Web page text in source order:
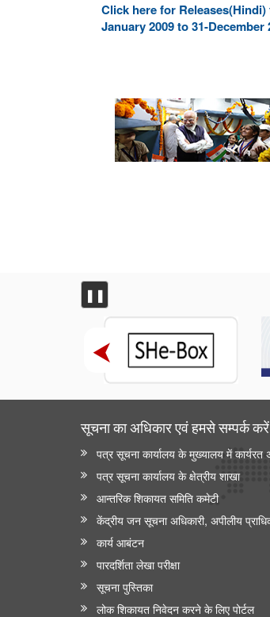
Click here for Releases(Hindi)
January 2009 to 31-December
❚❚
सूचना का अधिकार एवं हमसे सम्‍पर्क करें
पत्र सूचना कार्यालय के मुख्यालय में कार्यरत
पत्र सूचना कार्यालय के क्षेत्रीय शाखा
आन्‍तरिक शिकायत समिति कमेटी
केंद्रीय जन सूचना अधिकारी, अपीलीय
कार्य आबंटन
पारदर्शिता लेखा परीक्षा
सूचना पुस्तिका
लोक शिकायत निवेदन करने के लिए पोर्टल